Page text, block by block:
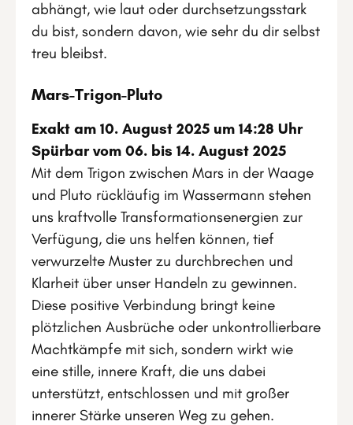
abhängt, wie laut oder durchsetzungsstark
du bist, sondern davon, wie sehr du dir selbst
treu bleibst.
Mars-Trigon-Pluto
Exakt am 10. August 2025 um 14:28 Uhr
Spürbar vom 06. bis 14. August 2025
Mit dem Trigon zwischen Mars in der Waage
und Pluto rückläufig im Wassermann stehen
uns kraftvolle Transformationsenergien zur
Verfügung, die uns helfen können, tief
verwurzelte Muster zu durchbrechen und
Klarheit über unser Handeln zu gewinnen.
Diese positive Verbindung bringt keine
plötzlichen Ausbrüche oder unkontrollierbare
Machtkämpfe mit sich, sondern wirkt wie
eine stille, innere Kraft, die uns dabei
unterstützt, entschlossen und mit großer
innerer Stärke unseren Weg zu gehen.